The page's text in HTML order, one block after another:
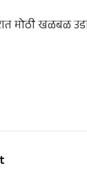
मोठी खळबळ